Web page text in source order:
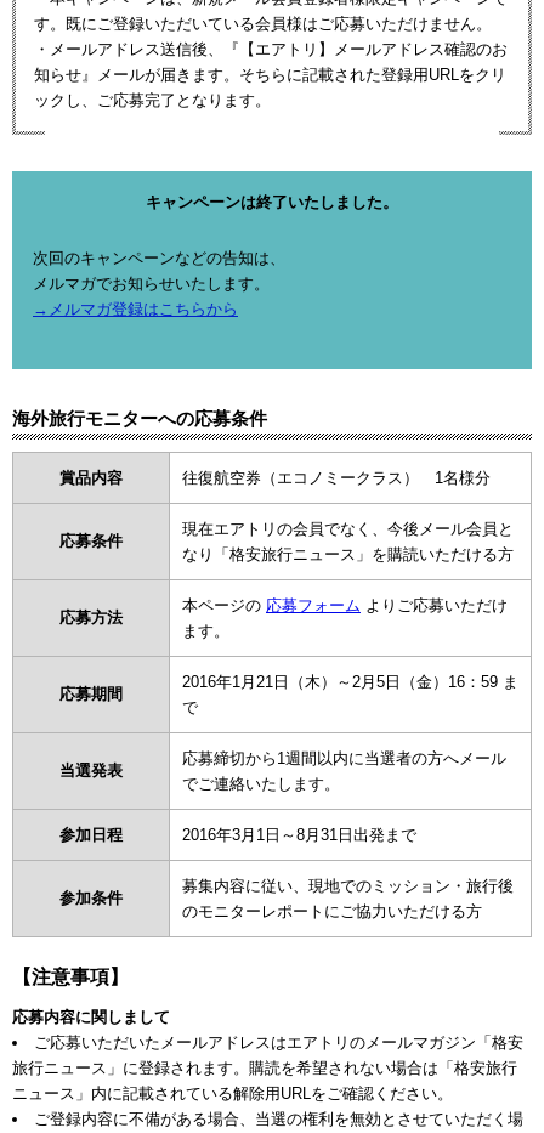
す。既にご登録いただいている会員様はご応募いただけません。
・メールアドレス送信後、『【エアトリ】メールアドレス確認のお
知らせ』メールが届きます。そちらに記載された登録用URLをクリ
ックし、ご応募完了となります。
キャンペーンは終了いたしました。
次回のキャンペーンなどの告知は、
メルマガでお知らせいたします。
→メルマガ登録はこちらから
海外旅行モニターへの応募条件
賞品内容 往復航空券（エコノミークラス） 1名様分
応募条件
現在エアトリの会員でなく、今後メール会員と
なり「格安旅行ニュース」を購読いただける方
応募方法
本ページの 応募フォーム よりご応募いただけ
ます。
応募期間
2016年1月21日（木）～2月5日（金）16：59 ま
で
当選発表
応募締切から1週間以内に当選者の方へメール
でご連絡いたします。
参加日程 2016年3月1日～8月31日出発まで
参加条件
募集内容に従い、現地でのミッション・旅行後
のモニターレポートにご協力いただける方
【注意事項】
応募内容に関しまして
ご応募いただいたメールアドレスはエアトリのメールマガジン「格安
旅行ニュース」に登録されます。購読を希望されない場合は「格安旅行
ニュース」内に記載されている解除用URLをご確認ください。
ご登録内容に不備がある場合、当選の権利を無効とさせていただく場